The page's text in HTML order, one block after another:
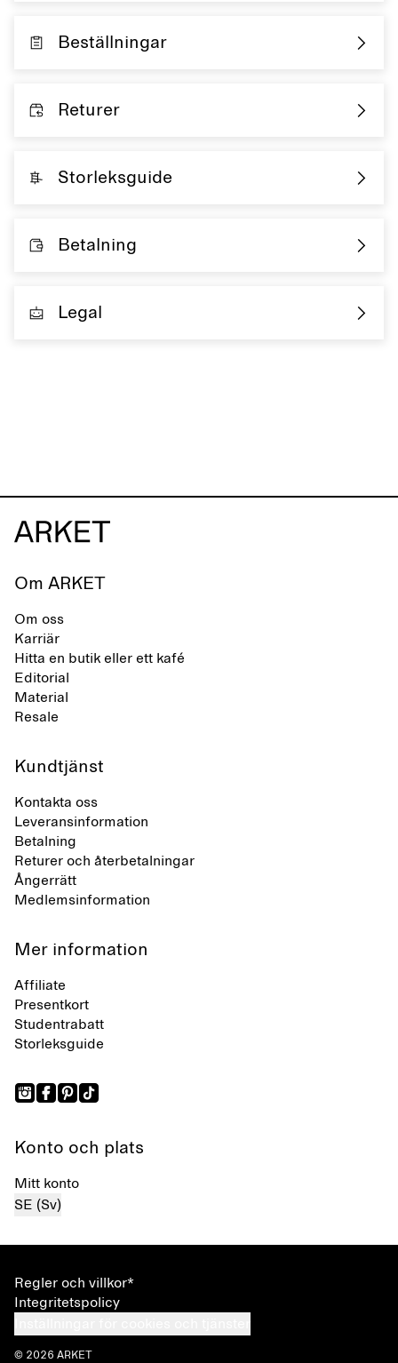
Beställningar
Returer
Storleksguide
Betalning
Legal
Om ARKET
Om oss
Karriär
Hitta en butik eller ett kafé
Editorial
Material
Resale
Kundtjänst
Kontakta oss
Leveransinformation
Betalning
Returer och återbetalningar
Ångerrätt
Medlemsinformation
Mer information
Affiliate
Presentkort
Studentrabatt
Storleksguide
Konto och plats
Mitt konto
SE (Sv)
Regler och villkor*
Integritetspolicy
© 2026 ARKET